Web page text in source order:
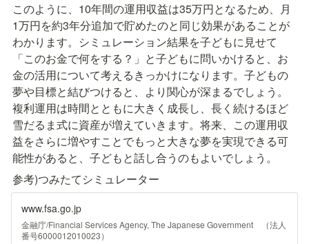
このように、10年間の運用収益は35万円となるため、月
1万円を約3年分追加で貯めたのと同じ効果があることが
わかります。シミュレーション結果を子どもに見せて
「このお金で何をする？」と子どもに問いかけると、お
金の活用について考えるきっかけになります。子どもの
夢や目標と結びつけると、より関心が深まるでしょう。
複利運用は時間とともに大きく成長し、長く続けるほど
雪だるま式に資産が増えていきます。将来、この運用収
益をさらに増やすことでもっと大きな夢を実現できる可
能性があると、子どもと話し合うのもよいでしょう。
参考)つみたてシミュレーター
www.fsa.go.jp
金融庁/Financial Services Agency, The Japanese Government （法人
番号6000012010023）